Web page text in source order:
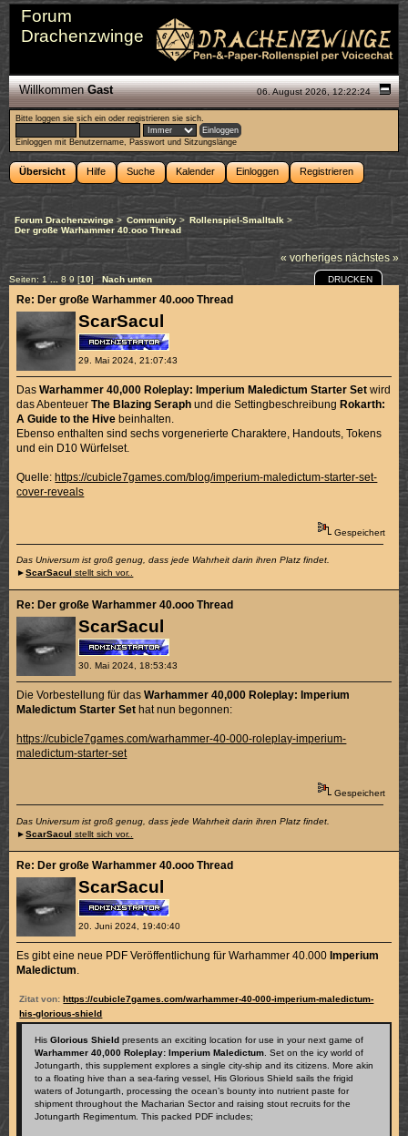
Forum
Drachenzwinge
06. August 2026, 12:22:24
WillkommenGast
Bitte loggen sie sich ein oderregistrieren sie sich.
Einloggen mit Benutzername, Passwort und Sitzungslänge
Übersicht Hilfe Suche Kalender Einloggen Registrieren
Forum Drachenzwinge > Community> Rollenspiel-Smalltalk >
Der große Warhammer 40.ooo Thread
« vorheriges nächstes »
Seiten: 1 ... 8 9 [10]Nach unten DRUCKEN
ScarSacul
29. Mai 2024, 21:07:43
Re: Der große Warhammer 40.ooo Thread
DasWarhammer 40,000 Roleplay: Imperium Maledictum Starter Set wird
das AbenteuerThe Blazing Seraph und die SettingbeschreibungRokarth:
A Guide to the Hive beinhalten.
Ebenso enthalten sind sechs vorgenerierte Charaktere, Handouts, Tokens
und ein D10 Würfelset.
Quelle:https://cubicle7games.com/blog/imperium-maledictum-starter-set-
cover-reveals
Gespeichert
Das Universum ist groß genug, dass jede Wahrheit darin ihren Platz findet.
►ScarSacul stellt sich vor..
ScarSacul
30. Mai 2024, 18:53:43
Re: Der große Warhammer 40.ooo Thread
Die Vorbestellung für dasWarhammer 40,000 Roleplay: Imperium
Maledictum Starter Set hat nun begonnen:
https://cubicle7games.com/warhammer-40-000-roleplay-imperium-
maledictum-starter-set
Gespeichert
Das Universum ist groß genug, dass jede Wahrheit darin ihren Platz findet.
►ScarSacul stellt sich vor..
ScarSacul
20. Juni 2024, 19:40:40
Re: Der große Warhammer 40.ooo Thread
Es gibt eine neue PDF Veröffentlichung für Warhammer 40.000 Imperium
Maledictum.
Zitat von:https://cubicle7games.com/warhammer-40-000-imperium-maledictum-
his-glorious-shield
HisGlorious Shield presents an exciting location for use in your next game of
Warhammer 40,000 Roleplay: Imperium Maledictum. Set on the icy world of
Jotungarth, this supplement explores a single city-ship and its citizens. More akin
to a floating hive than a sea-faring vessel, His Glorious Shield sails the frigid
waters of Jotungarth, processing the ocean’s bounty into nutrient paste for
shipment throughout the Macharian Sector and raising stout recruits for the
Jotungarth Regimentum. This packed PDF includes;